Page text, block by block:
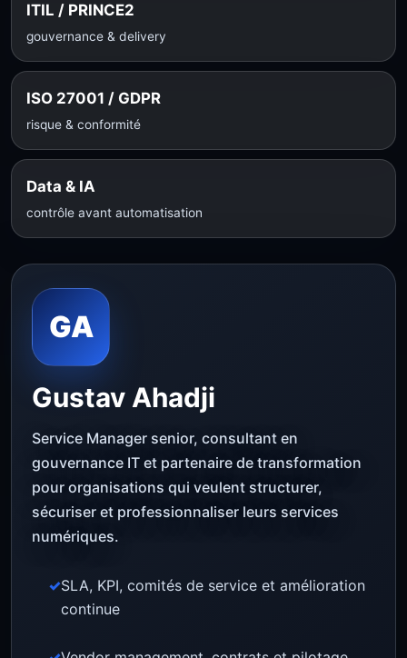
ITIL / PRINCE2
gouvernance & delivery
ISO 27001 / GDPR
risque & conformité
Data & IA
contrôle avant automatisation
GA
Gustav Ahadji
Service Manager senior, consultant en
gouvernance IT et partenaire de transformation
pour organisations qui veulent structurer,
sécuriser et professionnaliser leurs services
numériques.
SLA, KPI, comités de service et amélioration
continue